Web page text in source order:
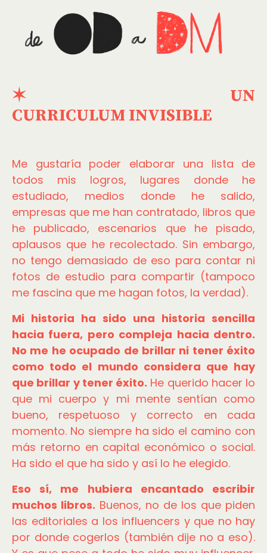
✶ UN
CURRICULUM INVISIBLE
Me gustaría poder elaborar una lista de
todos mis logros, lugares donde he
estudiado, medios donde he salido,
empresas que me han contratado, libros que
he publicado, escenarios que he pisado,
aplausos que he recolectado. Sin embargo,
no tengo demasiado de eso para contar ni
fotos de estudio para compartir (tampoco
me fascina que me hagan fotos, la verdad).
Mi historia ha sido una historia sencilla
hacia fuera, pero compleja hacia dentro.
No me he ocupado de brillar ni tener éxito
como todo el mundo considera que hay
que brillar y tener éxito. He querido hacer lo
que mi cuerpo y mi mente sentían como
bueno, respetuoso y correcto en cada
momento. No siempre ha sido el camino con
más retorno en capital económico o social.
Ha sido el que ha sido y así lo he elegido.
Eso sí, me hubiera encantado escribir
muchos libros. Buenos, no de los que piden
las editoriales a los influencers y que no hay
por donde cogerlos (también dije no a eso).